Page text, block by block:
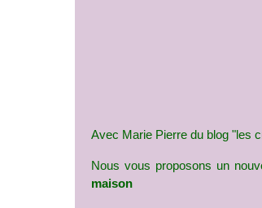
Avec Marie Pierre du blog "les
Nous vous proposons un
maison